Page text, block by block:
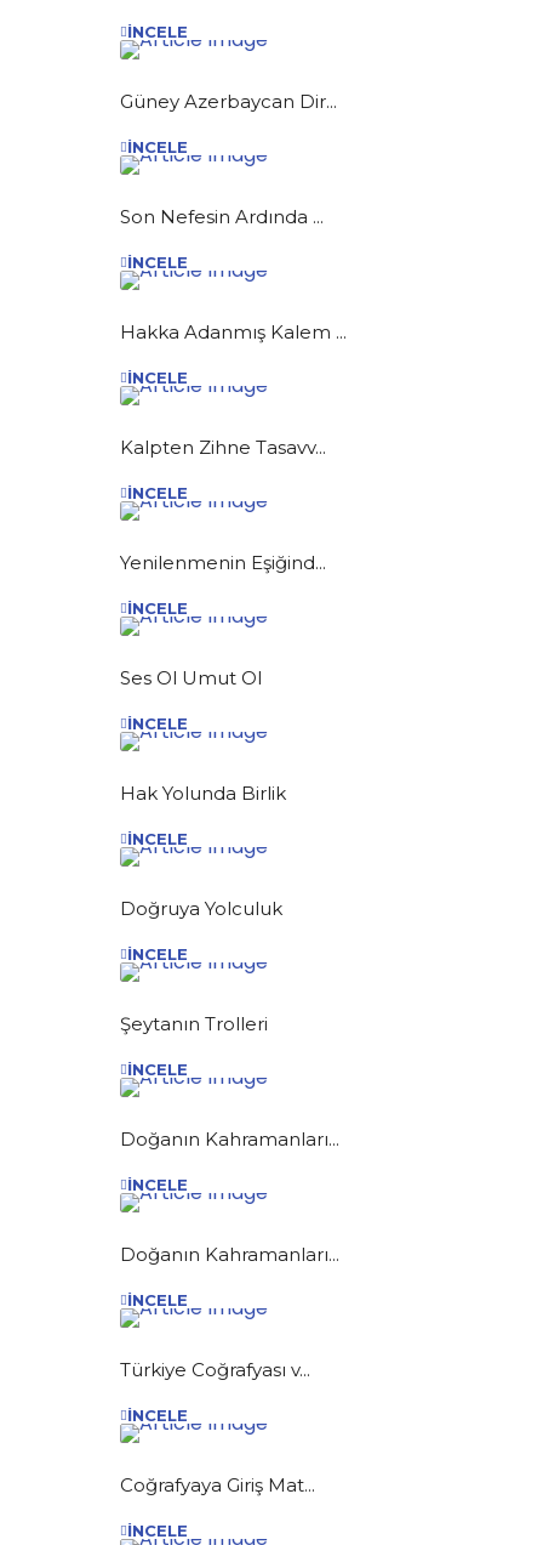
İNCELE
Güney Azerbaycan Dir...
İNCELE
Son Nefesin Ardında ...
İNCELE
Hakka Adanmış Kalem ...
İNCELE
Kalpten Zihne Tasavv...
İNCELE
Yenilenmenin Eşiğind...
İNCELE
Ses Ol Umut Ol
İNCELE
Hak Yolunda Birlik
İNCELE
Doğruya Yolculuk
İNCELE
Şeytanın Trolleri
İNCELE
Doğanın Kahramanları...
İNCELE
Doğanın Kahramanları...
İNCELE
Türkiye Coğrafyası v...
İNCELE
Coğrafyaya Giriş Mat...
İNCELE